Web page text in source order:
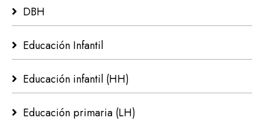
DBH
Educación Infantil
Educación infantil (HH)
Educación primaria (LH)